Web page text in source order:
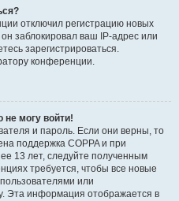
отключил регистрацию новых
заблокировал ваш IP-адрес или
зарегистрироваться.
конференции.
не могу войти!
и пароль. Если они верны, то
поддержка COPPA и при
13 лет, следуйте полученным
требуется, чтобы все новые
или
Эта информация отображается в